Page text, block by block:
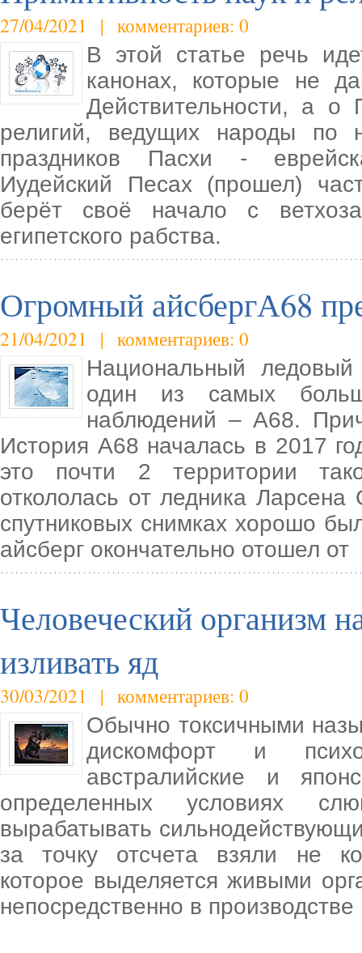
27/04/2021 | комментариев: 0
В этой статье речь
канонах, которые не
Действительности, а о
религий, ведущих народы по
праздников Пасхи -
Иудейский Песах (прошел)
берёт своё начало с
египетского рабства.
Огромный айсбергА68
21/04/2021 | комментариев: 0
Национальный
один из самых
наблюдений – А68.
История А68 началась в 2017
это почти 2 территории
откололась от ледника
спутниковых снимках хорошо
айсберг окончательно отошел от
Человеческий организм
изливать яд
30/03/2021 | комментариев: 0
Обычно токсичными
дискомфорт и
австралийские и
определенных условиях
вырабатывать
за точку отсчета взяли не
которое выделяется живыми
непосредственно в производстве